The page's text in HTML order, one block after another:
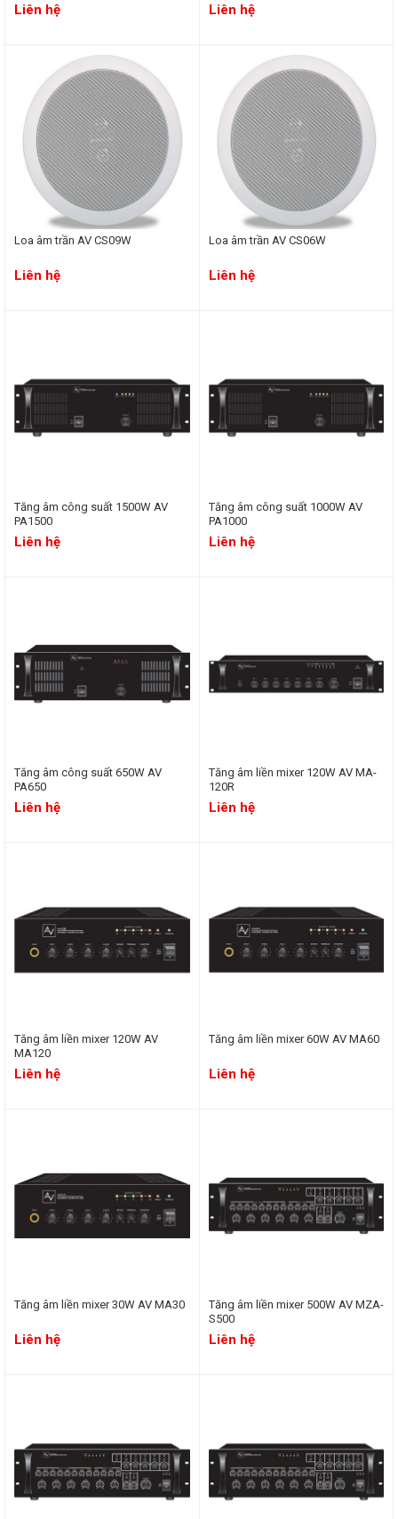
9116AV
Liên hệ Liên hệ
Loa âm trần AV CS09W
Liên hệ
Loa âm trần AV CS06W
Liên hệ
Tăng âm công suất 1500W AV
PA1500
Liên hệ
Tăng âm công suất 1000W AV
PA1000
Liên hệ
Tăng âm công suất 650W AV
PA650
Liên hệ
Tăng âm liền mixer 120W AV MA-
120R
Liên hệ
Tăng âm liền mixer 120W AV
MA120
Liên hệ
Tăng âm liền mixer 60W AV MA60
Liên hệ
Tăng âm liền mixer 30W AV MA30
Liên hệ
Tăng âm liền mixer 500W AV MZA-
S500
Liên hệ